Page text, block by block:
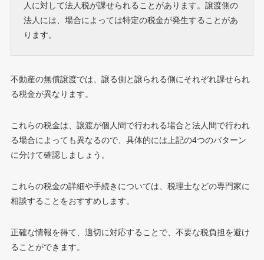
人に対して法人税が課せられることがあります。譲渡側の
法人には、場合によっては特定の税金が発生することがあ
ります。
不動産の無償譲渡では、譲る側と譲られる側にそれぞれ課せられ
る税金が異なります。
これらの税金は、譲渡が個人間で行われる場合と法人間で行われ
る場合によっても異なるので、具体的には上記の4つのパターン
に分けて確認しましょう。
これらの税金の詳細や手続きについては、税理士などの専門家に
相談することをおすすめします。
正確な情報を得て、適切に対応することで、不要な税負担を避け
ることができます。